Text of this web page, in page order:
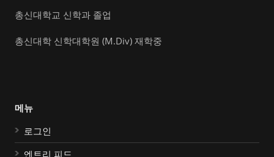
총신대학교 신학과 졸업
총신대학 신학대학원 (M.Div) 재학중
메뉴
로그인
엔트리 피드